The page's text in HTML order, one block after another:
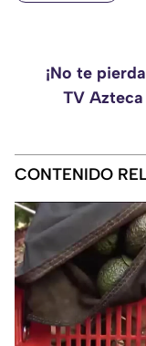
¡No te
TV
CONTENIDO